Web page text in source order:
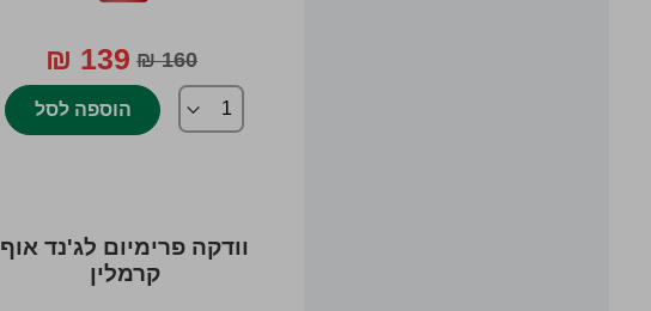
160 ₪
139 ₪
הוספה לסל
וודקה פרימיום לג'נד אוף
קרמלין